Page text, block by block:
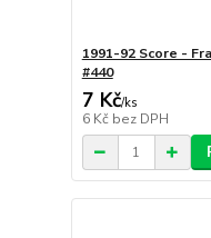
1991-92 Score -
#440
7 Kč/ks
6 Kč bez DPH